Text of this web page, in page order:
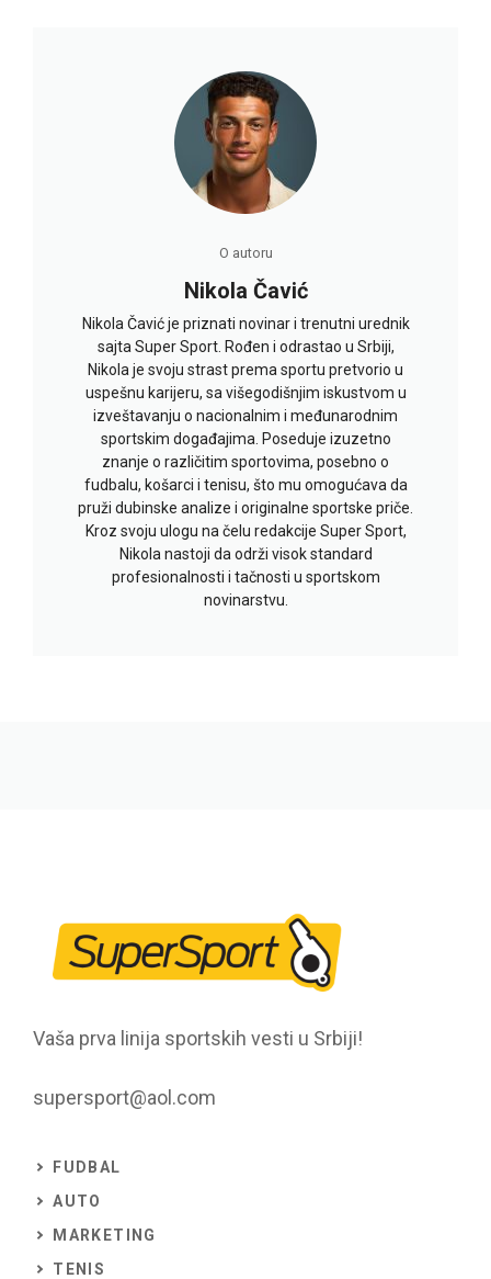
O autoru
Nikola Čavić
Nikola Čavić je priznati novinar i trenutni urednik
sajta Super Sport. Rođen i odrastao u Srbiji,
Nikola je svoju strast prema sportu pretvorio u
uspešnu karijeru, sa višegodišnjim iskustvom u
izveštavanju o nacionalnim i međunarodnim
sportskim događajima. Poseduje izuzetno
znanje o različitim sportovima, posebno o
fudbalu, košarci i tenisu, što mu omogućava da
pruži dubinske analize i originalne sportske priče.
Kroz svoju ulogu na čelu redakcije Super Sport,
Nikola nastoji da održi visok standard
profesionalnosti i tačnosti u sportskom
novinarstvu.
Vaša prva linija sportskih vesti u Srbiji!
supersport@aol.com
FUDBAL
AUTO
MARKETING
TENIS